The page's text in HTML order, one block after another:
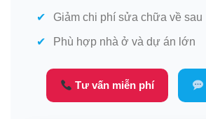
Giảm chi phí sửa chữa về sau
Phù hợp nhà ở và dự án lớn
Tư vấn miễn phí